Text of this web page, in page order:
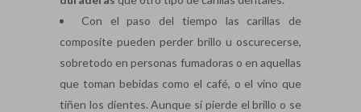
Con el paso del tiempo las carillas de
composite pueden perder brillo u oscurecerse,
sobretodo en personas fumadoras o en aquellas
que toman bebidas como el café, o el vino que
tiñen los dientes. Aunque si pierde el brillo o se